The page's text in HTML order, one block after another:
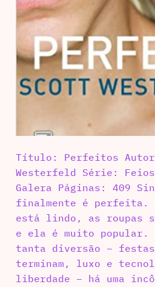
Título: Perfeitos
Westerfeld Série:
Galera Páginas: 409
finalmente é perfeita.
está lindo, as roupas
e ela é muito popular.
tanta diversão – festas
terminam, luxo e
liberdade – há uma